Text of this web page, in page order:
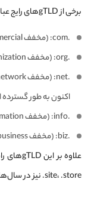
برخی از gTLDهای رایج عبارتند از:
.com: (مخفف commercial) برای وب‌سایت‌های تجاری و شرکت‌ها
.org: (مخفف organization) برای سازمان‌های غیرانتفاعی و انجمن‌ها
اکنون به طور
.info: (مخفف information) برای وب‌سایت‌های اطلاع‌رسانی
.biz: (مخفف business) برای وب‌سایت‌های تجاری
.site، .store نیز در سال‌های اخیر معرفی شده‌اند.